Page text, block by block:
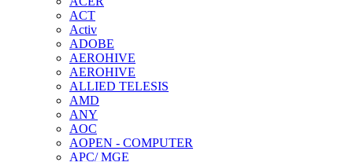
ACT
Activ
ADOBE
AEROHIVE
AEROHIVE
ALLIED TELESIS
AMD
ANY
AOC
AOPEN - COMPUTER
APC/ MGE